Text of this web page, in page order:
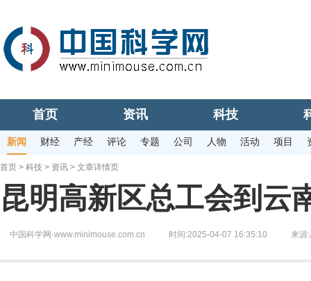
首页 资讯 科技
新闻 财经 产经 评论 专题 公司 人物 活动 项目
首页 > 科技 > 资讯 > 文章详情页
昆明高新区总工会到云
中国科学网·www.minimouse.com.cn 时间:2025-04-07 16:35:10 来源: